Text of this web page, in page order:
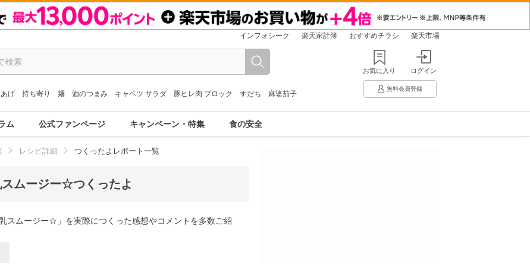
インフォシーク 楽天家計簿 おすすめチラシ 楽天市場
げ 持ち寄り 麺 酒のつまみ キャベツ サラダ 豚ヒレ肉 ブロック すだち 麻婆茄子
お気に入り ログイン
無料会員登録
ム 公式ファンページ キャンペーン・特集 食の安全
レシピ詳細 つくったよレポート一覧
ムージー☆つくったよ
スムージー☆」を実際につくった感想やコメントを多数ご紹